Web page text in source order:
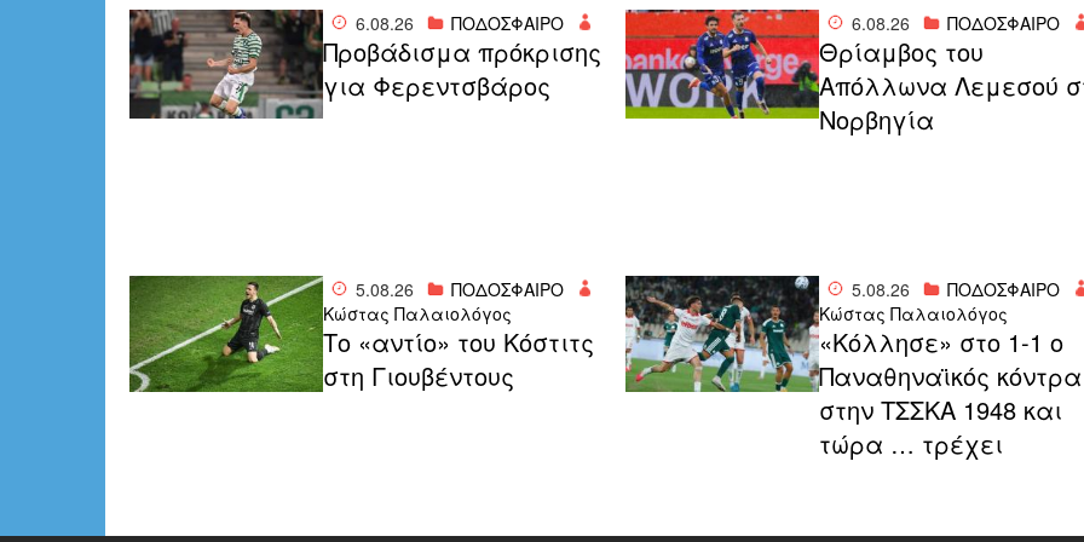
6.08.26 ΠΟΔΟΣΦΑΙΡΟ
Προβάδισμα πρόκρισης
για Φερεντσβάρος
6.08.26 ΠΟΔΟΣΦΑΙΡΟ
Θρίαμβος του
Απόλλωνα Λεμεσού
Νορβηγία
5.08.26
ΠΟΔΟΣΦΑΙΡΟ
Κώστας Παλαιολόγος
Το «αντίο» του Κόστιτς
στη Γιουβέντους
5.08.26
ΠΟΔΟΣΦΑΙΡΟ
Κώστας Παλαιολόγος
«Κόλλησε» στο 1-1 ο
Παναθηναϊκός κόντρα
στην ΤΣΣΚΑ 1948 και
τώρα … τρέχει